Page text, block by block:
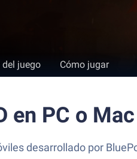
juego Cómo jugar
en PC o Mac
desarrollado por